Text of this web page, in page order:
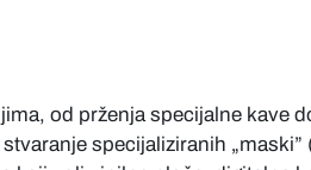
od prženja specijalne kave
specijaliziranih „maski”